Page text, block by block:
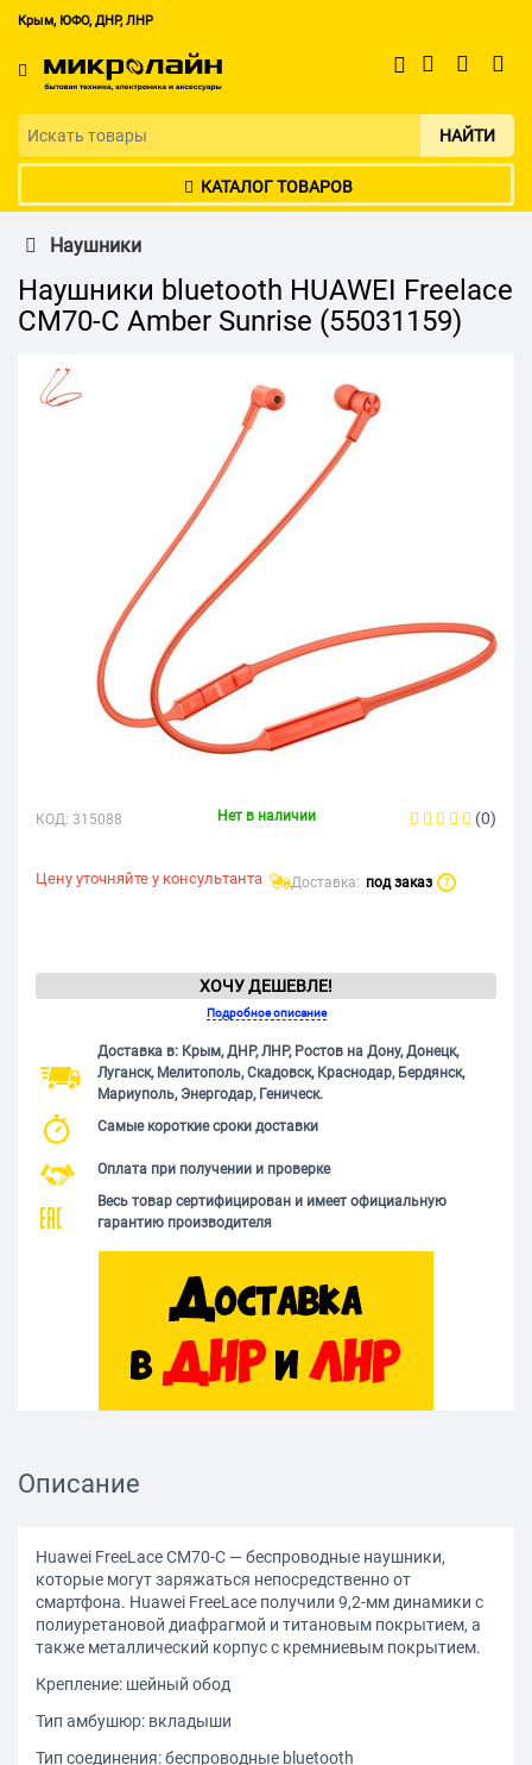
Крым, ЮФО, ДНР, ЛНР
НАЙТИ
КАТАЛОГ ТОВАРОВ
Наушники
Наушники bluetooth HUAWEI Freelace
CM70-C Amber Sunrise (55031159)
КОД: 315088 Нет в наличии (0)
Цену уточняйте у консультанта Доставка: под заказ ?
ХОЧУ ДЕШЕВЛЕ!
Подробное описание
Доставка в: Крым, ДНР, ЛНР, Ростов на Дону, Донецк,
Луганск, Мелитополь, Скадовск, Краснодар, Бердянск,
Мариуполь, Энергодар, Геническ.
Самые короткие сроки доставки
Оплата при получении и проверке
Весь товар сертифицирован и имеет официальную
гарантию производителя
Описание
Huawei FreeLace CM70-C — беспроводные наушники,
которые могут заряжаться непосредственно от
смартфона. Huawei FreeLace получили 9,2-мм динамики с
полиуретановой диафрагмой и титановым покрытием, а
также металлический корпус с кремниевым покрытием.
Крепление: шейный обод
Тип амбушюр: вкладыши
Тип соединения: беспроводные bluetooth